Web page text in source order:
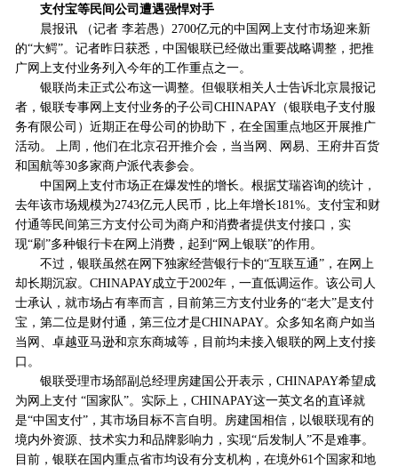
支付宝等民间公司遭遇强悍对手
晨报讯 （记者 李若愚）2700亿元的中国网上支付市场迎来新
的“大鳄”。记者昨日获悉，中国银联已经做出重要战略调整，把推
广网上支付业务列入今年的工作重点之一。
银联尚未正式公布这一调整。但银联相关人士告诉北京晨报记
者，银联专事网上支付业务的子公司CHINAPAY（银联电子支付服
务有限公司）近期正在母公司的协助下，在全国重点地区开展推广
活动。 上周，他们在北京召开推介会，当当网、网易、王府井百货
和国航等30多家商户派代表参会。
中国网上支付市场正在爆发性的增长。根据艾瑞咨询的统计，
去年该市场规模为2743亿元人民币，比上年增长181%。支付宝和财
付通等民间第三方支付公司为商户和消费者提供支付接口，实
现“刷”多种银行卡在网上消费，起到“网上银联”的作用。
不过，银联虽然在网下独家经营银行卡的“互联互通”，在网上
却长期沉寂。CHINAPAY成立于2002年，一直低调运作。该公司人
士承认，就市场占有率而言，目前第三方支付业务的“老大”是支付
宝，第二位是财付通，第三位才是CHINAPAY。众多知名商户如当
当网、卓越亚马逊和京东商城等，目前均未接入银联的网上支付接
口。
银联受理市场部副总经理房建国公开表示，CHINAPAY希望成
为网上支付 “国家队”。实际上，CHINAPAY这一英文名的直译就
是“中国支付”，其市场目标不言自明。房建国相信，以银联现有的
境内外资源、技术实力和品牌影响力，实现“后发制人”不是难事。
目前，银联在国内重点省市均设有分支机构，在境外61个国家和地